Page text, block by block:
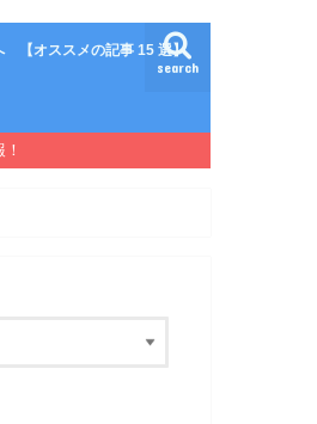
search
【オススメの記事 15 選】